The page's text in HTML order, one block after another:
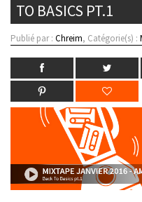
TO BASICS PT.1
Publié par : Chreim, Catégorie(s) :